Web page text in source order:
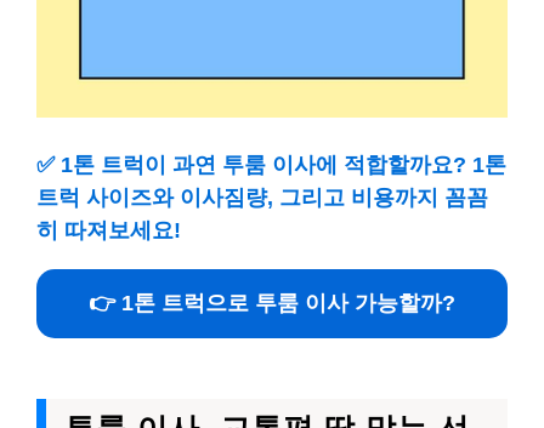
✅ 1톤 트럭이 과연 투룸 이사에 적합할까요? 1톤
트럭 사이즈와 이사짐량, 그리고 비용까지 꼼꼼
히 따져보세요!
👉 1톤 트럭으로 투룸 이사 가능할까?